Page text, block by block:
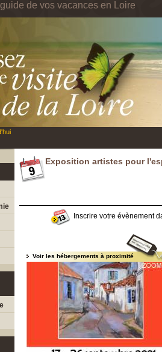
guide de vos vacances en Loire
Exposition artistes pour
Inscrire votre évènement
Voir les hébergements à proximité